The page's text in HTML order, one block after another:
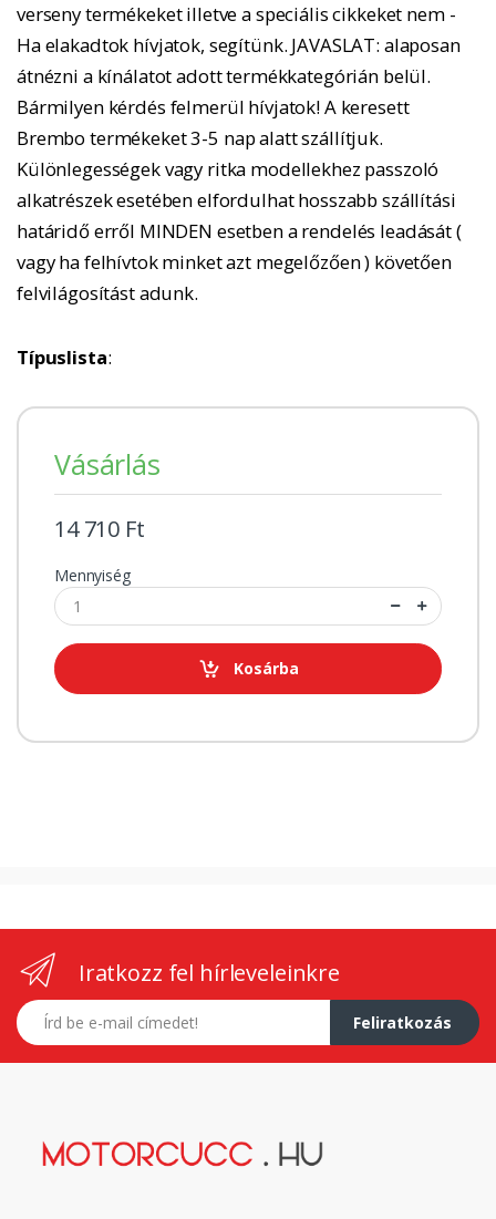
verseny termékeket illetve a speciális cikkeket nem -
Ha elakadtok hívjatok, segítünk. JAVASLAT: alaposan
átnézni a kínálatot adott termékkategórián belül.
Bármilyen kérdés felmerül hívjatok! A keresett
Brembo termékeket 3-5 nap alatt szállítjuk.
Különlegességek vagy ritka modellekhez passzoló
alkatrészek esetében elfordulhat hosszabb szállítási
határidő erről MINDEN esetben a rendelés leadását (
vagy ha felhívtok minket azt megelőzően ) követően
felvilágosítást adunk.
Típuslista:
Vásárlás
14 710 Ft
Mennyiség
Kosárba
Iratkozz fel hírleveleinkre
E-mail címed
Feliratkozás